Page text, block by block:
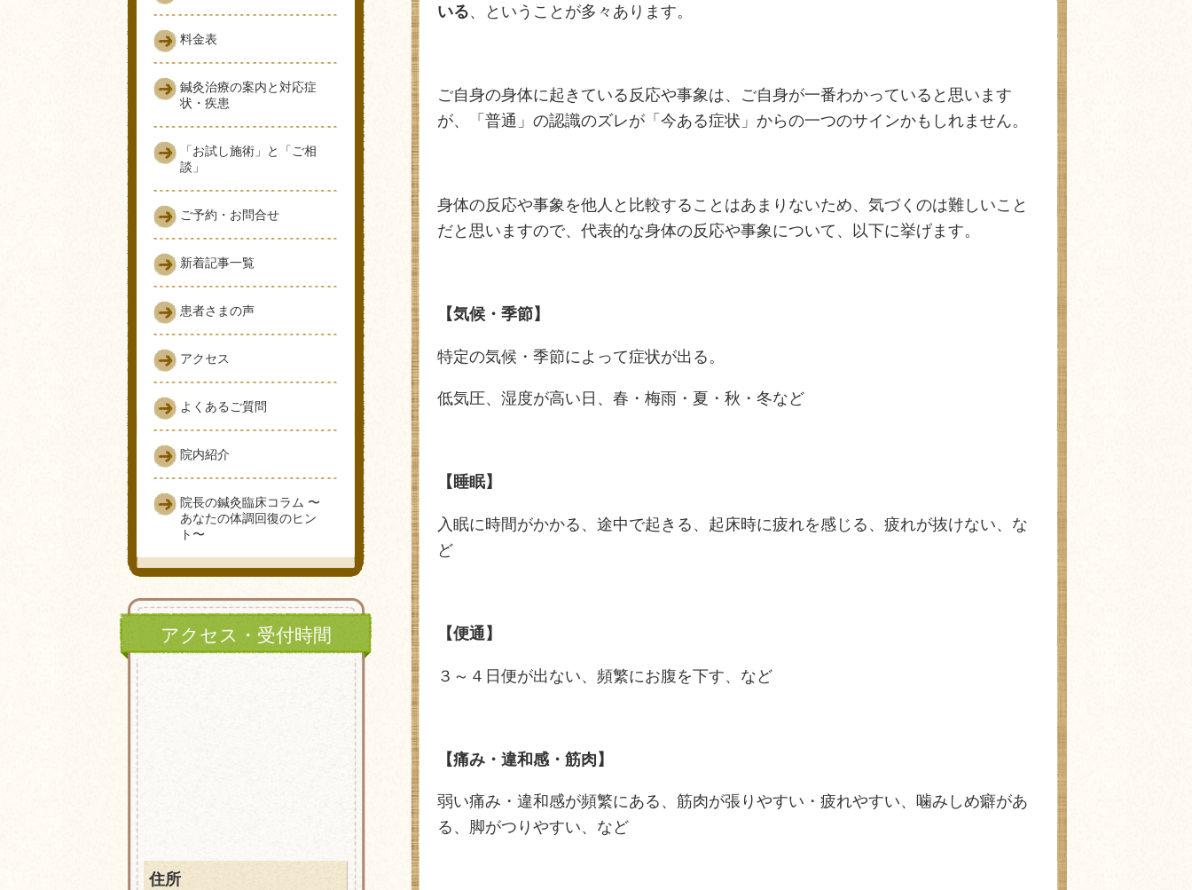
いる、ということが多々あります。
ご自身の身体に起きている反応や事象は、ご自身が一番わかっていると思います
が、「普通」の認識のズレが「今ある症状」からの一つのサインかもしれません。
身体の反応や事象を他人と比較することはあまりないため、気づくのは難しいこと
だと思いますので、代表的な身体の反応や事象について、以下に挙げます。
【気候・季節】
特定の気候・季節によって症状が出る。
低気圧、湿度が高い日、春・梅雨・夏・秋・冬など
【睡眠】
入眠に時間がかかる、途中で起きる、起床時に疲れを感じる、疲れが抜けない、な
ど
【便通】
３～４日便が出ない、頻繁にお腹を下す、など
【痛み・違和感・筋肉】
弱い痛み・違和感が頻繁にある、筋肉が張りやすい・疲れやすい、噛みしめ癖があ
る、脚がつりやすい、など
料金表
鍼灸治療の案内と対応症
状・疾患
「お試し施術」と「ご相
談」
ご予約・お問合せ
新着記事一覧
患者さまの声
アクセス
よくあるご質問
院内紹介
院長の鍼灸臨床コラム 〜
あなたの体調回復のヒン
ト〜
アクセス・受付時間
住所